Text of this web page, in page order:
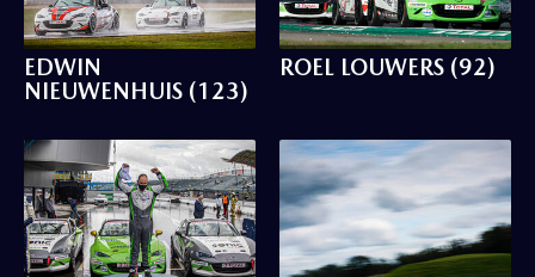
EDWIN
NIEUWENHUIS (123)
ROEL LOUWERS (92)